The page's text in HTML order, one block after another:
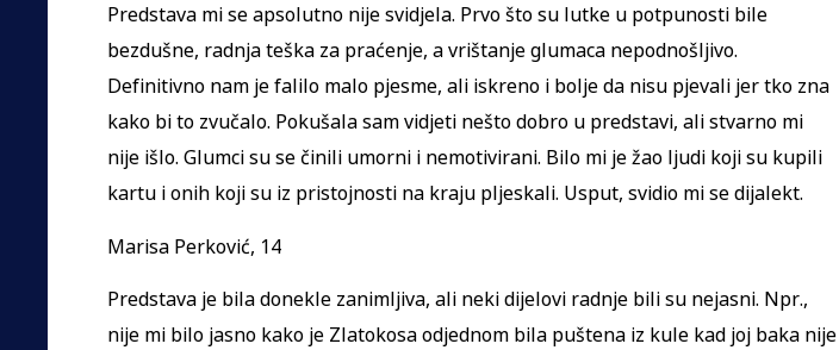
Predstava mi se apsolutno nije svidjela. Prvo što su lutke u potpunosti bile
bezdušne, radnja teška za praćenje, a vrištanje glumaca nepodnošljivo.
Definitivno nam je falilo malo pjesme, ali iskreno i bolje da nisu pjevali jer tko zna
kako bi to zvučalo. Pokušala sam vidjeti nešto dobro u predstavi, ali stvarno mi
nije išlo. Glumci su se činili umorni i nemotivirani. Bilo mi je žao ljudi koji su kupili
kartu i onih koji su iz pristojnosti na kraju pljeskali. Usput, svidio mi se dijalekt.
Marisa Perković, 14
Predstava je bila donekle zanimljiva, ali neki dijelovi radnje bili su nejasni. Npr.,
nije mi bilo jasno kako je Zlatokosa odjednom bila puštena iz kule kad joj baka nije